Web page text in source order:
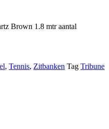
Brown 1.8 mtr aantal
, Tennis, Zitbanken Tag Tribune